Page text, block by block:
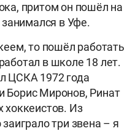
притом он пошёл на
занимался в Уфе.
то пошёл работать
в школе 18 лет.
ЦСКА 1972 года
Борис Миронов, Ринат
хоккеистов. Из
три звена – я